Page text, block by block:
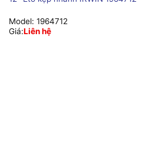
Model: 1964712
Giá:Liên hệ